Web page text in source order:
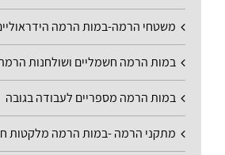
משטחי הרמה-במות הרמה
במות הרמה חשמליים ושולחנות הרמה
במות הרמה מספריים לעבודה בגובה
מתקני הרמה -במות הרמה מלקטות